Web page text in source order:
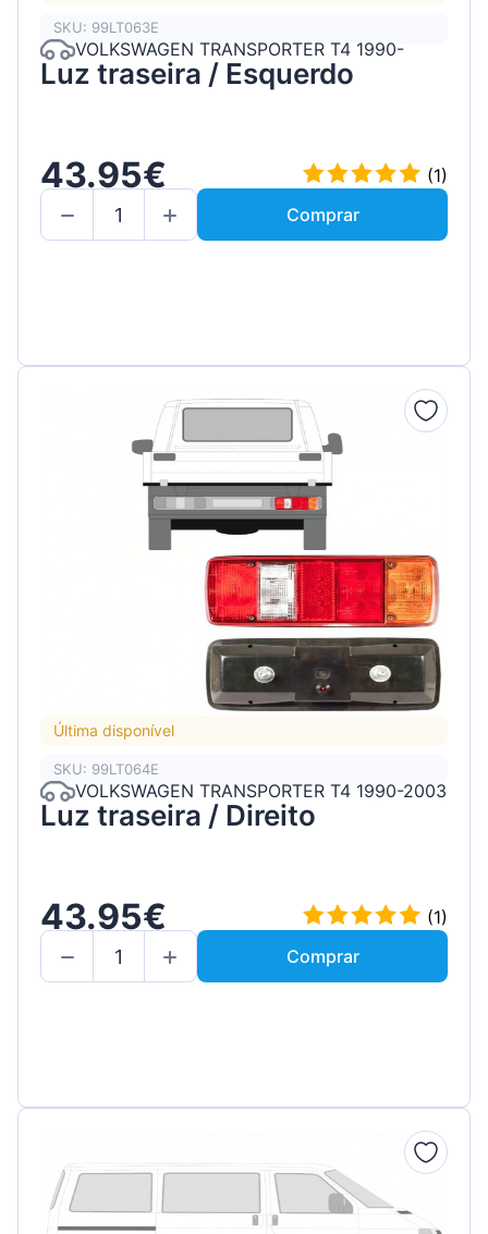
SKU: 99LT063E
VOLKSWAGEN TRANSPORTER T4 1990-
Luz traseira / Esquerdo
43.95€
(1)
Comprar
Última disponível
SKU: 99LT064E
VOLKSWAGEN TRANSPORTER T4 1990-2003
Luz traseira / Direito
43.95€
(1)
Comprar